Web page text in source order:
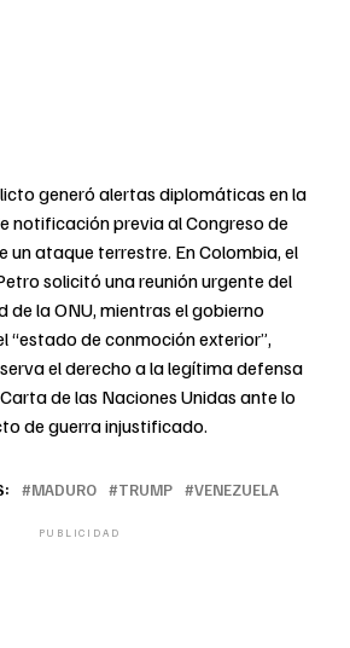
generó alertas diplomáticas en la
notificación previa al Congreso de
un ataque terrestre. En Colombia, el
solicitó una reunión urgente del
de la ONU, mientras el gobierno
“estado de conmoción exterior”,
el derecho a la legítima defensa
de las Naciones Unidas ante lo
de guerra injustificado.
MADURO TRUMP VENEZUELA
PUBLICIDAD